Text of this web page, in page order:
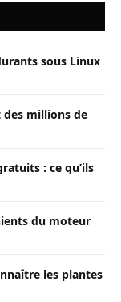
sous Linux
millions de
: ce qu’ils
du moteur
les plantes